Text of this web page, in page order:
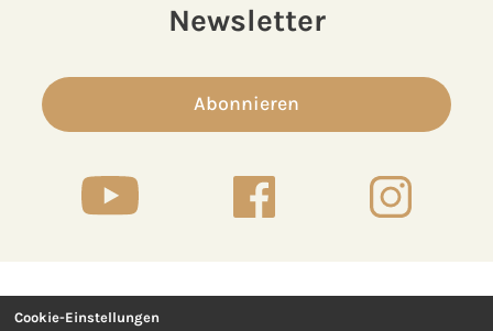
Newsletter
Abonnieren
Kontakt
Cookie-Einstellungen